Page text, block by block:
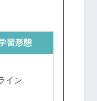
習形態
イン